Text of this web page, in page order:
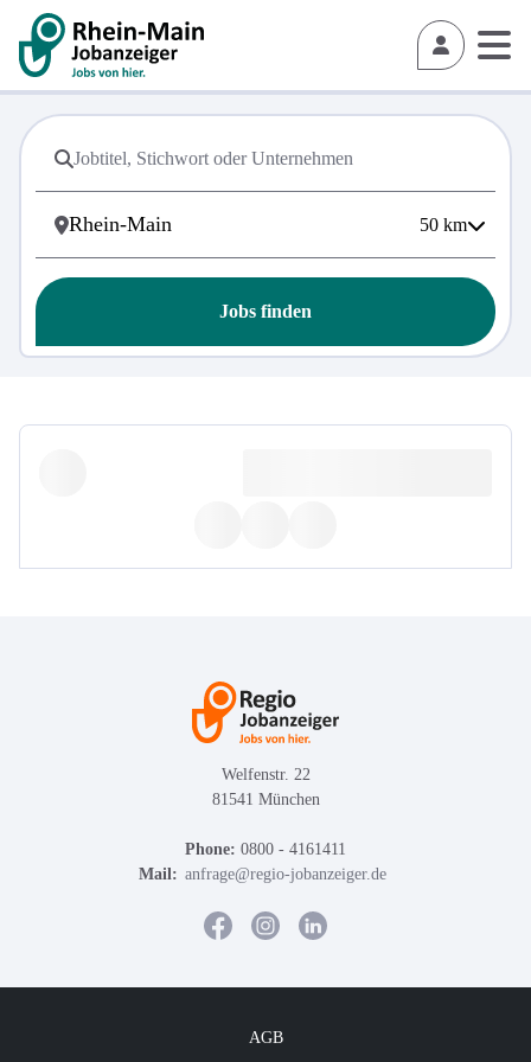
50 km
Jobs finden
Welfenstr. 22
81541 München
Phone: 0800 - 4161411
Mail: anfrage@regio-jobanzeiger.de
AGB